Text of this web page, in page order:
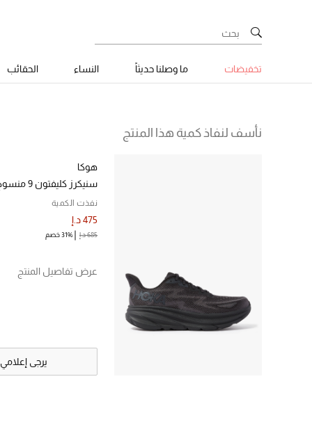
تخفيضات ما وصلنا حديثاً النساء الحقائب
نأسف لنفاذ كمية هذا المنتج
هوكا
سنيكرز كليفتون 9 منسوج
نفذت الكمية
475 د.إ
685 د.إ 31% خصم
عرض تفاصيل المنتج
يرجى إعلامي